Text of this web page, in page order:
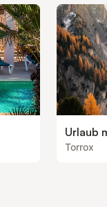
Urlaub
Torrox